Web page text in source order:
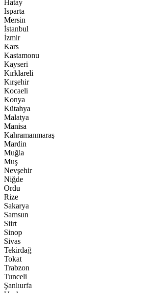
Hatay
Isparta
Mersin
İstanbul
İzmir
Kars
Kastamonu
Kayseri
Kırklareli
Kırşehir
Kocaeli
Konya
Kütahya
Malatya
Manisa
Kahramanmaraş
Mardin
Muğla
Muş
Nevşehir
Niğde
Ordu
Rize
Sakarya
Samsun
Siirt
Sinop
Sivas
Tekirdağ
Tokat
Trabzon
Tunceli
Şanlıurfa